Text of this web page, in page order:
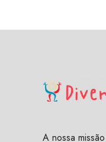
A nossa